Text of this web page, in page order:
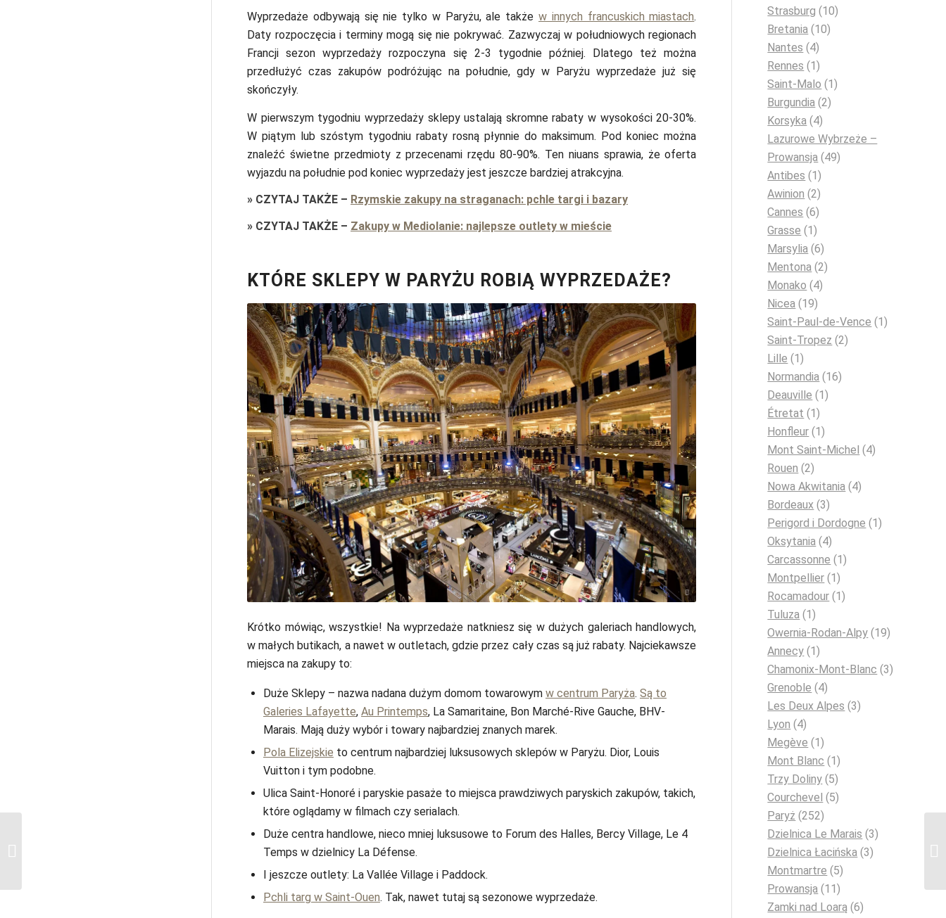
Wyprzedaże odbywają się nie tylko w Paryżu, ale takżew innych francuskich miastach.
Daty rozpoczęcia i terminy mogą się nie pokrywać. Zazwyczaj w południowych regionach
Francji sezon wyprzedaży rozpoczyna się 2-3 tygodnie później. Dlatego też można
przedłużyć czas zakupów podróżując na południe, gdy w Paryżu wyprzedaże już się
skończyły.
W pierwszym tygodniu wyprzedaży sklepy ustalają skromne rabaty w wysokości 20-30%.
W piątym lub szóstym tygodniu rabaty rosną płynnie do maksimum. Pod koniec można
znaleźć świetne przedmioty z przecenami rzędu 80-90%. Ten niuans sprawia, że oferta
wyjazdu na południe pod koniec wyprzedaży jest jeszcze bardziej atrakcyjna.
» CZYTAJ TAKŻE – Rzymskie zakupy na straganach: pchle targi i bazary
» CZYTAJ TAKŻE – Zakupy w Mediolanie: najlepsze outlety w mieście
KTÓRE SKLEPY W PARYŻU ROBIĄ WYPRZEDAŻE?
Сергей / Pixabay
Krótko mówiąc, wszystkie! Na wyprzedaże natkniesz się w dużych galeriach handlowych,
w małych butikach, a nawet w outletach, gdzie przez cały czas są już rabaty. Najciekawsze
miejsca na zakupy to:
Duże Sklepy – nazwa nadana dużym domom towarowym w centrum Paryża. Są to
Galeries Lafayette, Au Printemps, La Samaritaine, Bon Marché-Rive Gauche, BHV-
Marais. Mają duży wybór i towary najbardziej znanych marek.
Pola Elizejskie to centrum najbardziej luksusowych sklepów w Paryżu. Dior, Louis
Vuitton i tym podobne.
Ulica Saint-Honoré i paryskie pasaże to miejsca prawdziwych paryskich zakupów, takich,
które oglądamy w filmach czy serialach.
Duże centra handlowe, nieco mniej luksusowe to Forum des Halles, Bercy Village, Le 4
Temps w dzielnicy La Défense.
I jeszcze outlety: La Vallée Village i Paddock.
Pchli targ w Saint-Ouen. Tak, nawet tutaj są sezonowe wyprzedaże.
Strasburg (10)
Bretania (10)
Nantes (4)
Rennes (1)
Saint-Malo (1)
Burgundia (2)
Korsyka (4)
Lazurowe Wybrzeże –
Prowansja (49)
Antibes (1)
Awinion (2)
Cannes (6)
Grasse (1)
Marsylia (6)
Mentona (2)
Monako (4)
Nicea (19)
Saint-Paul-de-Vence (1)
Saint-Tropez (2)
Lille (1)
Normandia (16)
Deauville (1)
Étretat (1)
Honfleur (1)
Mont Saint-Michel (4)
Rouen (2)
Nowa Akwitania (4)
Bordeaux (3)
Perigord i Dordogne (1)
Oksytania (4)
Carcassonne (1)
Montpellier (1)
Rocamadour (1)
Tuluza (1)
Owernia-Rodan-Alpy (19)
Annecy (1)
Chamonix-Mont-Blanc (3)
Grenoble (4)
Les Deux Alpes (3)
Lyon (4)
Megève (1)
Mont Blanc (1)
Trzy Doliny (5)
Courchevel (5)
Paryż (252)
Dzielnica Le Marais (3)
Dzielnica Łacińska (3)
Montmartre (5)
Prowansja (11)
Zamki nad Loarą (6)